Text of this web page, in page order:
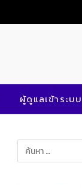
ผู้ดูแลเข้าระบบ